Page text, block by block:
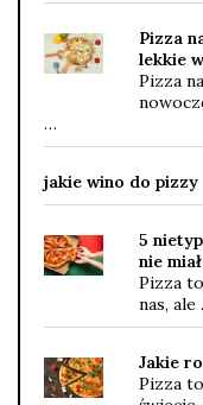
Pizza
lekkie
Pizza
…
jakie wino do pizzy
5
nie
Pizza
nas, ale
Jakie
Pizza